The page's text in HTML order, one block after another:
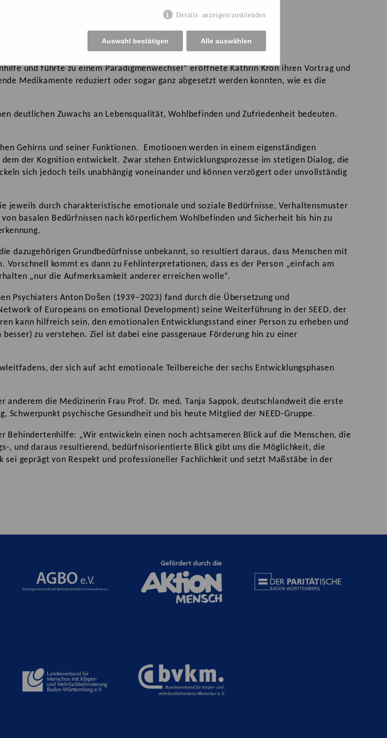
und führte zu einem Paradigmenwechsel“ eröffnete Kathrin Kron ihren Vortrag und
Medikamente reduziert oder sogar ganz abgesetzt werden konnten, wie es die
deutlichen Zuwachs an Lebensqualität, Wohlbefinden und Zufriedenheit bedeuten.
Gehirns und seiner Funktionen. Emotionen werden in einem eigenständigen
der Kognition entwickelt. Zwar stehen Entwicklungsprozesse im stetigen Dialog, die
sich jedoch teils unabhängig voneinander und können verzögert oder unvollständig
jeweils durch charakteristische emotionale und soziale Bedürfnisse, Verhaltensmuster
basalen Bedürfnissen nach körperlichem Wohlbefinden und Sicherheit bis hin zu
dazugehörigen Grundbedürfnisse unbekannt, so resultiert daraus, dass Menschen mit
kommt es dann zu Fehlinterpretationen, dass es der Person „einfach am
„nur die Aufmerksamkeit anderer erreichen wolle“.
Psychiaters Anton Došen (1939–2023) fand durch die Übersetzung und
of Europeans on emotional Development) seine Weiterführung in der SEED, der
kann hilfreich sein, den emotionalen Entwicklungsstand einer Person zu erheben und
zu verstehen. Ziel ist dabei eine passgenaue Förderung hin zu einer
der sich auf acht emotionale Teilbereiche der sechs Entwicklungsphasen
die Medizinerin Frau Prof. Dr. med. Tanja Sappok, deutschlandweit die erste
psychische Gesundheit und bis heute Mitglied der NEED-Gruppe.
Behindertenhilfe: „Wir entwickeln einen noch achtsameren Blick auf die Menschen, die
, und daraus resultierend, bedürfnisorientierte Blick gibt uns die Möglichkeit, die
sei geprägt von Respekt und professioneller Fachlichkeit und setzt Maßstäbe in der
Details anzeigen/ausblenden
Auswahl bestätigen Alle auswählen